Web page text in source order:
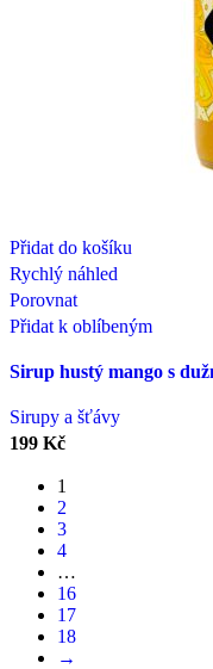
Přidat do košíku
Rychlý náhled
Porovnat
Přidat k oblíbeným
Sirup hustý mango s
Sirupy a šťávy
199 Kč
1
2
3
4
…
16
17
18
→